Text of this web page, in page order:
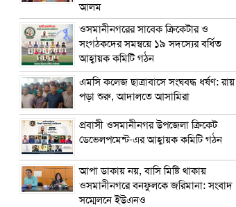
আলম
ওসমানীনগরের সাবেক ক্রিকেটার ও
সংগঠকদের সমন্বয়ে ১৯ সদস্যের বর্ধিত
আহ্বায়ক কমিটি গঠন
এম‌সি কলেজ ছাত্রাবাসে সংঘবদ্ধ ধর্ষণ: রায়
পড়া শুরু, আদালতে আসামিরা
প্রবাসী ওসমানীনগর উপজেলা ক্রিকেট
ডেভেলপমেন্ট-এর আহ্বায়ক কমিটি গঠন
আপা ডাকায় নয়, বাসি মিষ্টি থাকায়
ওসমানীনগরে বনফুলকে জরিমানা: সংবাদ
সম্মেলনে ইউএনও